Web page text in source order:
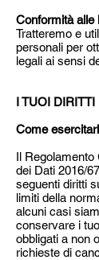
Conformità alle
Tratteremo e
personali per
legali ai sensi
I TUOI DIRITTI
Come
Il Regolamento
dei Dati 2016/
seguenti diritti
limiti della
alcuni casi
conservare i
obbligati a non
richieste di